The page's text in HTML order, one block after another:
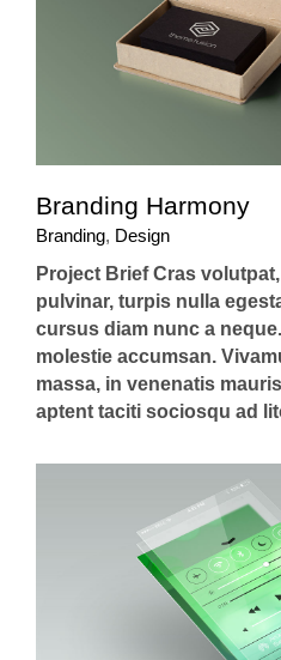
Branding Harmony
Branding, Design
Project Brief Cras
pulvinar, turpis nulla
cursus diam nunc a
molestie accumsan.
massa, in venenatis
aptent taciti sociosqu ad